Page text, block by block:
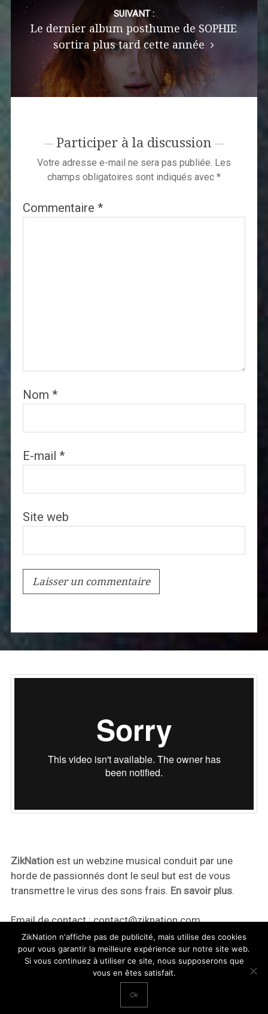
SUIVANT :
Le dernier album posthume de SOPHIE
sortira plus tard cette année
Participer à la discussion
Votre adresse e-mail ne sera pas publiée. Les
champs obligatoires sont indiqués avec *
Commentaire *
Nom *
E-mail *
Site web
ZikNationest un webzine musical conduit par une
horde de passionnés dont le seul but est de vous
transmettre le virus des sons frais. En savoir plus.
Email de contact :contact@ziknation.com
ZikNation n'affiche pas de publicité, mais utilise des cookies
pour vous garantir la meilleure expérience sur notre site web.
Si vous continuez à utiliser ce site, nous supposerons que
vous en êtes satisfait.
Ok